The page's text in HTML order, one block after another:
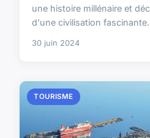
une histoire millénaire et
d'une civilisation
30 juin 2024
TOURISME